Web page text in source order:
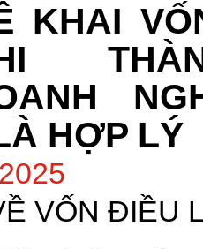
KHAI
HỢP LÝ
VỐN ĐIỀU